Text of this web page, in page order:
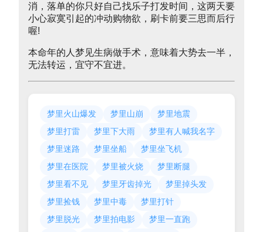
消，落单的你只好自己找乐子打发时间，这两天要
小心寂寞引起的冲动购物欲，刷卡前要三思而后行
喔!
本命年的人梦见生病做手术，意味着大势去一半，
无法转运，宜守不宜进。
梦里火山爆发 梦里山崩
梦里地震
梦里打雷
梦里下大雨
梦里有人喊我名字
梦里迷路
梦里坐船
梦里坐飞机
梦里在医院
梦里被火烧
梦里断腿
梦里看不见
梦里牙齿掉光
梦里掉头发
梦里捡钱
梦里中毒
梦里打针
梦里脱光
梦里拍电影 梦里一直跑